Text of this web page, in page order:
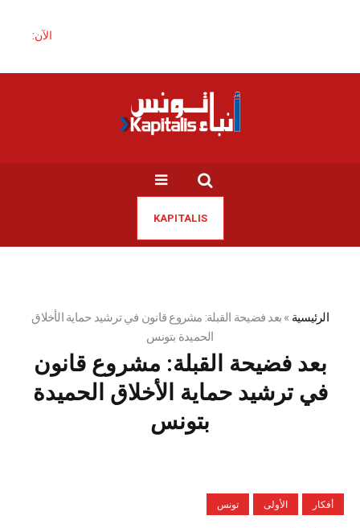
الآن:
KAPITALIS
الرئيسية »بعد فضيحة القبلة: مشروع قانون في ترشيد حماية الأخلاق
الحميدة بتونس
بعد فضيحة القبلة: مشروع قانون
في ترشيد حماية الأخلاق الحميدة
بتونس
أفكار الأولى تونس